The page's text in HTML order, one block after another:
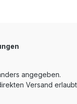
angegeben.
Versand